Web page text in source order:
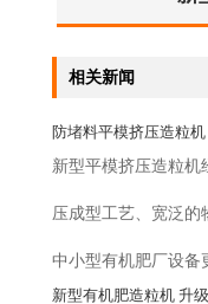
相关新闻
防堵料平模挤压造粒
新型平模挤压造粒机
压成型工艺、宽泛的
中小型有机肥厂设备
新型有机肥造粒机 升